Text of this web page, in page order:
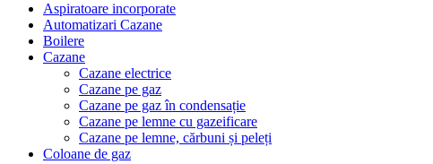
Aspiratoare incorporate
Automatizari Cazane
Boilere
Cazane
Cazane electrice
Cazane pe gaz
Cazane pe gaz în condensație
Cazane pe lemne cu gazeificare
Cazane pe lemne, cărbuni și peleți
Coloane de gaz